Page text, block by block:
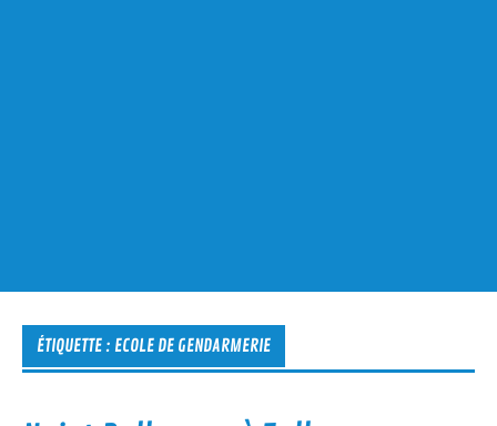
ÉTIQUETTE : ECOLE DE GENDARMERIE